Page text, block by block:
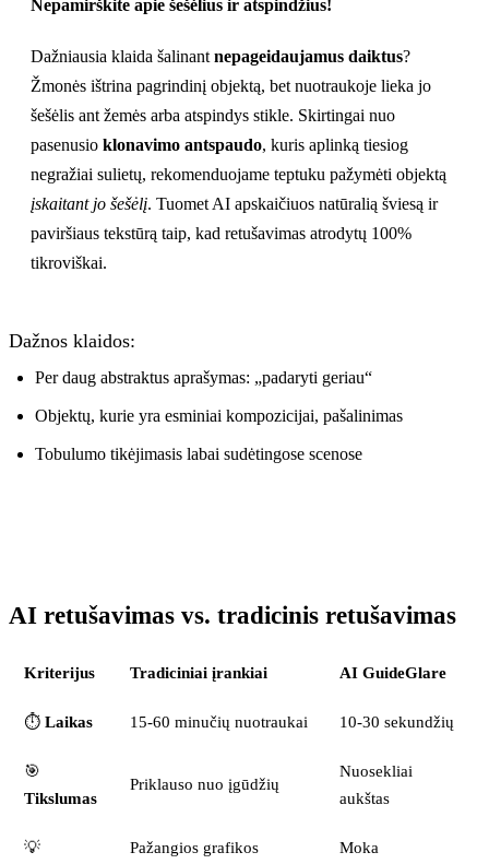
Nepamirškite apie šešėlius ir atspindžius!
Dažniausia klaida šalinant nepageidaujamus daiktus?
Žmonės ištrina pagrindinį objektą, bet nuotraukoje lieka jo
šešėlis ant žemės arba atspindys stikle. Skirtingai nuo
pasenusio klonavimo antspaudo, kuris aplinką tiesiog
negražiai sulietų, rekomenduojame teptuku pažymėti objektą
įskaitant jo šešėlį. Tuomet AI apskaičiuos natūralią šviesą ir
paviršiaus tekstūrą taip, kad retušavimas atrodytų 100%
tikroviškai.
Dažnos klaidos:
Per daug abstraktus aprašymas: „padaryti geriau“
Objektų, kurie yra esminiai kompozicijai, pašalinimas
Tobulumo tikėjimasis labai sudėtingose scenose
AI retušavimas vs. tradicinis retušavimas
Kriterijus Tradiciniai įrankiai AI GuideGlare
⏱️ Laikas 15-60 minučių nuotraukai 10-30 sekundžių
🎯
Tikslumas
Priklauso nuo įgūdžių
Nuosekliai
aukštas
💡
Pažangios grafikos
Moka